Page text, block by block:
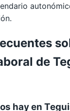
de
hay en